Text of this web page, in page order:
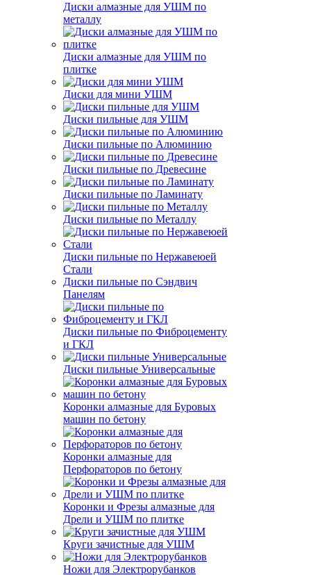
Диски алмазные для УШМ по
металлу
Диски алмазные для УШМ по
плитке
Диски для мини УШМ
Диски пильные для УШМ
Диски пильные по Алюминию
Диски пильные по Древесине
Диски пильные по Ламинату
Диски пильные по Металлу
Диски пильные по Нержавеюей
Стали
Диски пильные по Сэндвич
Панелям
Диски пильные по Фиброцементу
и ГКЛ
Диски пильные Универсальные
Коронки алмазные для Буровых
машин по бетону
Коронки алмазные для
Перфораторов по бетону
Коронки и Фрезы алмазные для
Дрели и УШМ по плитке
Круги зачистные для УШМ
Ножи для Электрорубанков